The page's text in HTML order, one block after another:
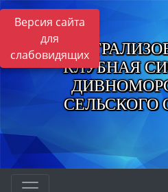
Версия сайта
для
слабовидящих
КЛУБНАЯ
СЕЛЬСКОГО